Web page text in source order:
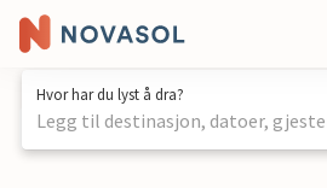
Hvor har du lyst å dra?
Legg til destinasjon, datoer,
1 / 24